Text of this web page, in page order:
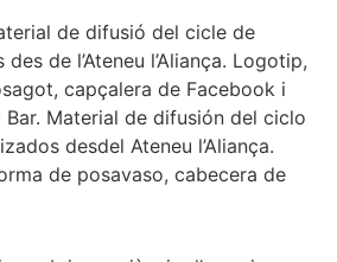
de difusió del cicle de
de l’Ateneu l’Aliança. Logotip,
capçalera de Facebook i
Material de difusión del ciclo
desdel Ateneu l’Aliança.
de posavaso, cabecera de